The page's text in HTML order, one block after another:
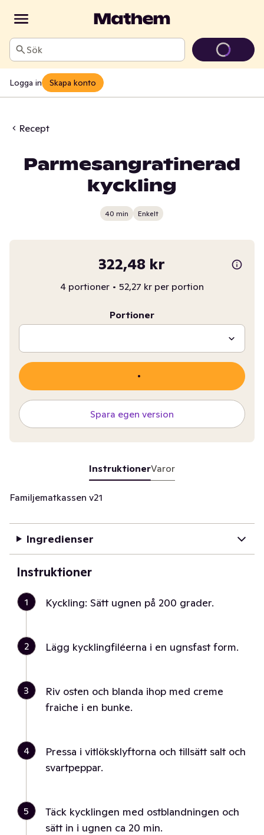
Sök
Logga in Skapa konto
Recept
Parmesangratinerad
kyckling
40 min Enkelt
322,48 kr
4 portioner • 52,27 kr per portion
Portioner
Spara egen version
InstruktionerVaror
Familjematkassen v21
Ingredienser
Instruktioner
1 Kyckling: Sätt ugnen på 200 grader.
2 Lägg kycklingfiléerna i en ugnsfast form.
3
Riv osten och blanda ihop med creme
fraiche i en bunke.
4
Pressa i vitlöksklyftorna och tillsätt salt och
svartpeppar.
5
Täck kycklingen med ostblandningen och
sätt in i ugnen ca 20 min.